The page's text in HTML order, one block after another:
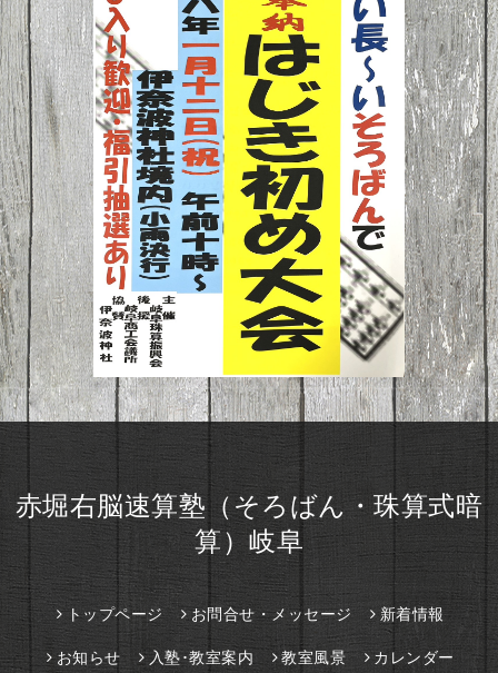
赤堀右脳速算塾（そろばん・珠算式暗
算）岐阜
トップページ お問合せ・メッセージ 新着情報
お知らせ 入塾･教室案内 教室風景 カレンダー